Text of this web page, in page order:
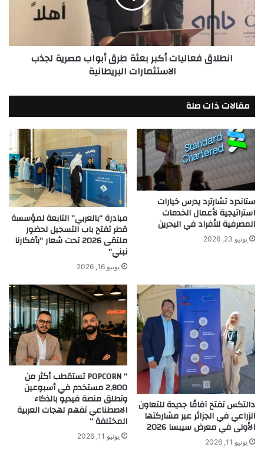
أبواب
مصرية
لجذب
الاستثمارات
البريطانيةانطلاق فعاليات أكبر بعثة طرق أبواب مصرية لجذب
الاستثمارات البريطانية
مقالات ذات صلة
ستاندرد تشارترد يدرس خيارات
استراتيجية لأعمال الخدمات
المصرفية للأفراد في البحرين
يونيو 23, 2026
مبادرة “بالعربي” التابعة لمؤسسة
قطر تفتح باب التسجيل لحضور
ملتقى 2026 تحت شعار “بأفكارنا
نبني”
يونيو 16, 2026
دالتكس تفتح آفاقًا جديدة للتعاون
الزراعي في الجزائر عبر مشاركتها
الأولى في معرض سيبسا 2026
يونيو 11, 2026
” POPCORN تستقطب أكثر من
2,800 مستخدم في أسبوعين
وتطلق منصة فيديو بالذكاء
الاصطناعي تفهم لهجات العربية
المختلفة “
يونيو 11, 2026